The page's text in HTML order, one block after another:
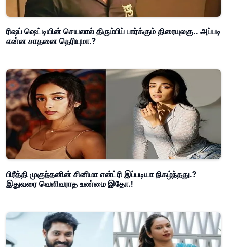
ரிஷப் ஷெட்டியின் செயலால் திரும்பிப் பார்க்கும் திரையுலகு.. அப்படி
என்ன சாதனை தெரியுமா.?
பிரீத்தி முகுந்தனின் சினிமா என்ட்ரி இப்படியா நிகழ்ந்தது.?
இதுவரை வெளிவராத உண்மை இதோ.!